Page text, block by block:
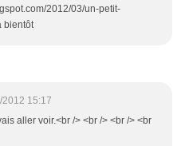
2012/03/un-petit-
bientôt
2012 15:17
aller voir.<br /> <br /> <br /> <br